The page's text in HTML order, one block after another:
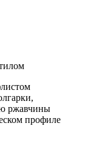
ржавчины
профиле